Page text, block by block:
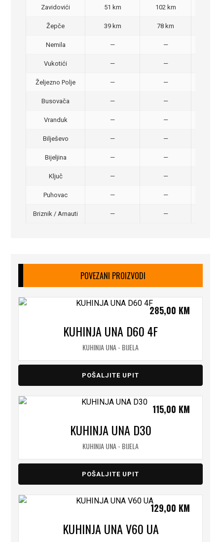
Zavidovići 51 km 102 km
Žepče 39 km 78 km
Nemila — —
Vukotići — —
Željezno Polje — —
Busovača — —
Vranduk — —
Bilješevo — —
Bijeljina — —
Ključ — —
Puhovac — —
Briznik / Arnauti — —
POVEZANI PROIZVODI
KUHINJA UNA D60 4F
KUHINJA UNA - BIJELA
285,00 KM
POŠALJITE UPIT
KUHINJA UNA D30
KUHINJA UNA - BIJELA
115,00 KM
POŠALJITE UPIT
KUHINJA UNA V60 UA
129,00 KM